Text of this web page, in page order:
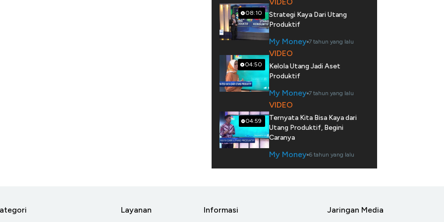
08:10
Strategi Kaya Dari Utang
Produktif
My Money 7 tahun yang lalu
04:50
VIDEO
Kelola Utang Jadi Aset
Produktif
My Money 7 tahun yang lalu
04:59
VIDEO
Ternyata Kita Bisa Kaya dari
Utang Produktif, Begini
Caranya
My Money 6 tahun yang lalu
Layanan Informasi Jaringan Media